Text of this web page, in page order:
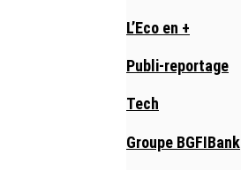
L’Eco en +
Publi-reportage
Tech
Groupe BGFIBank